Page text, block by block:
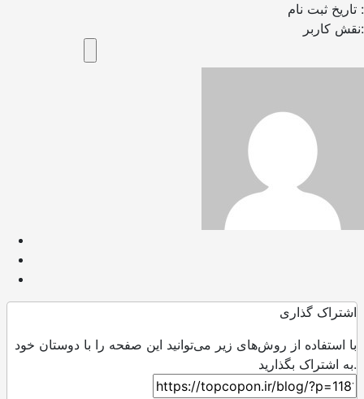
تاریخ ثبت نام :
نقش کاربر:
اشتراک گذاری
با استفاده از روش‌های زیر می‌توانید این صفحه را با دوستان خود
به اشتراک بگذارید.